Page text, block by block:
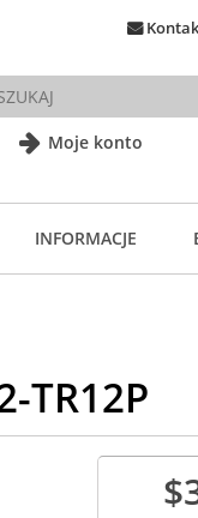
Moje konto
INFORMACJE
TR12P